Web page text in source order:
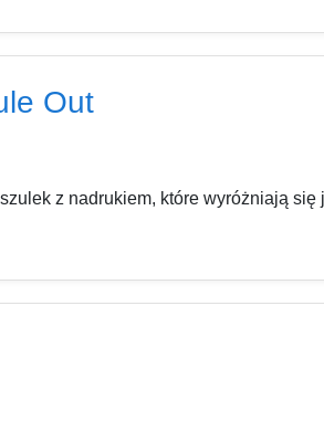
Out
z nadrukiem, które wyróżniają